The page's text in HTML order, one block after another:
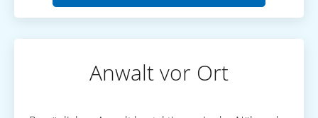
Anwalt vor Ort